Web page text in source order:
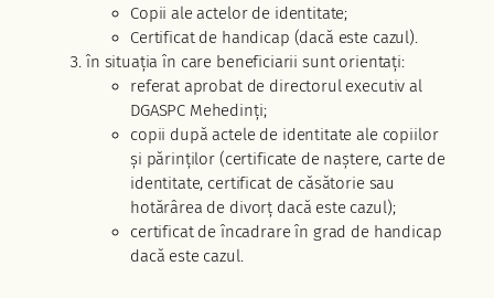
Copii ale actelor de identitate;
Certificat de handicap (dacă este cazul).
în situația în care beneficiarii sunt orientați:
referat aprobat de directorul executiv al
DGASPC Mehedinți;
copii după actele de identitate ale copiilor
și părinților (certificate de naștere, carte de
identitate, certificat de căsătorie sau
hotărârea de divorț dacă este cazul);
certificat de încadrare în grad de handicap
dacă este cazul.